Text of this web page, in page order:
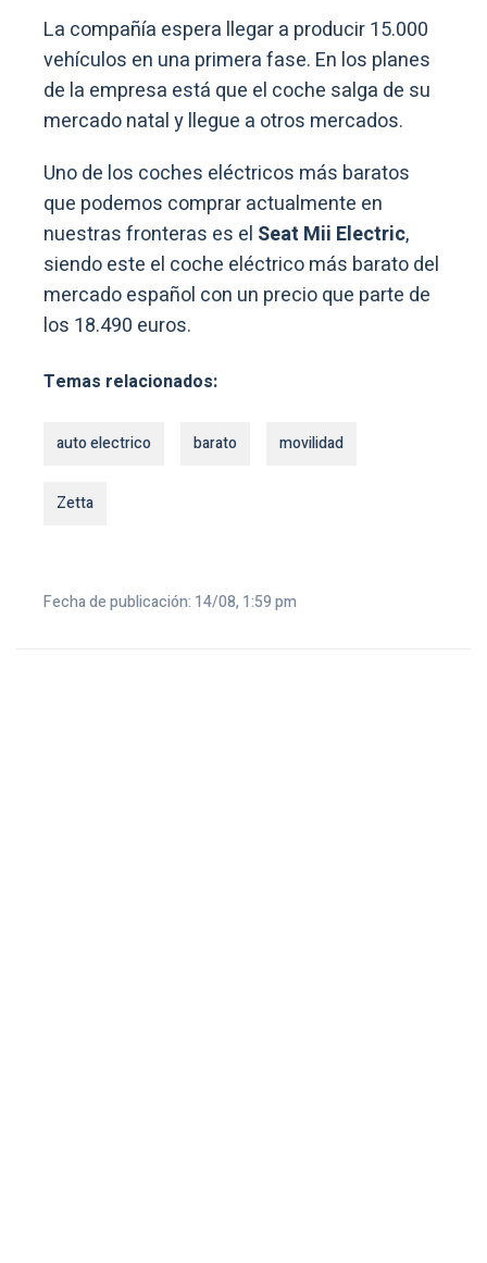
La compañía espera llegar a producir 15.000
vehículos en una primera fase. En los planes
de la empresa está que el coche salga de su
mercado natal y llegue a otros mercados.
Uno de los coches eléctricos más baratos
que podemos comprar actualmente en
nuestras fronteras es el Seat Mii Electric,
siendo este el coche eléctrico más barato del
mercado español con un precio que parte de
los 18.490 euros.
Temas relacionados:
auto electrico barato movilidad
Zetta
Fecha de publicación: 14/08, 1:59 pm